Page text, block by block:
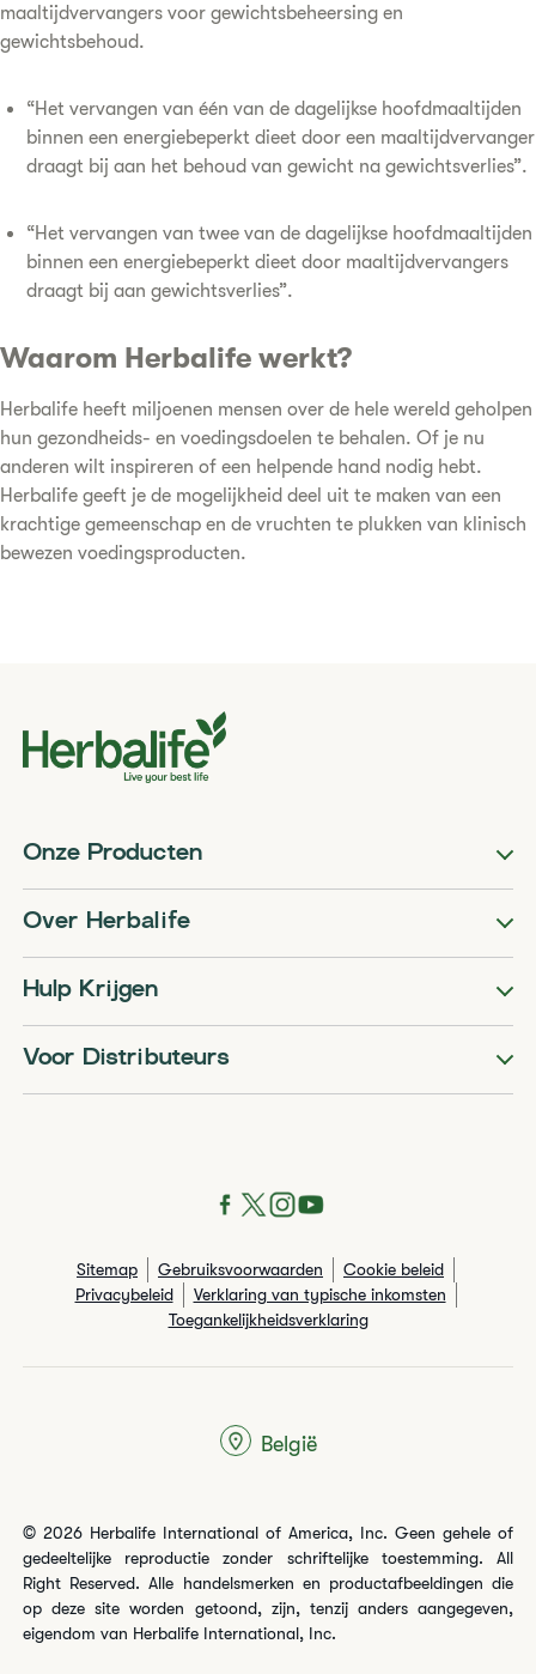
maaltijdvervangers voor gewichtsbeheersing en
gewichtsbehoud.
“Het vervangen van één van de dagelijkse hoofdmaaltijden
binnen een energiebeperkt dieet door een maaltijdvervanger
draagt bij aan het behoud van gewicht na gewichtsverlies”.
“Het vervangen van twee van de dagelijkse hoofdmaaltijden
binnen een energiebeperkt dieet door maaltijdvervangers
draagt bij aan gewichtsverlies”.
Waarom Herbalife werkt?
Herbalife heeft miljoenen mensen over de hele wereld geholpen
hun gezondheids- en voedingsdoelen te behalen. Of je nu
anderen wilt inspireren of een helpende hand nodig hebt.
Herbalife geeft je de mogelijkheid deel uit te maken van een
krachtige gemeenschap en de vruchten te plukken van klinisch
bewezen voedingsproducten.
Onze Producten
Over Herbalife
Hulp Krijgen
Voor Distributeurs
Sitemap Gebruiksvoorwaarden
Cookie beleid
Privacybeleid
Verklaring van typische inkomsten
Toegankelijkheidsverklaring
© 2026 Herbalife International of America, Inc. Geen gehele of
gedeeltelijke reproductie zonder schriftelijke toestemming. All
Right Reserved. Alle handelsmerken en productafbeeldingen die
op deze site worden getoond, zijn, tenzij anders aangegeven,
eigendom van Herbalife International, Inc.
België